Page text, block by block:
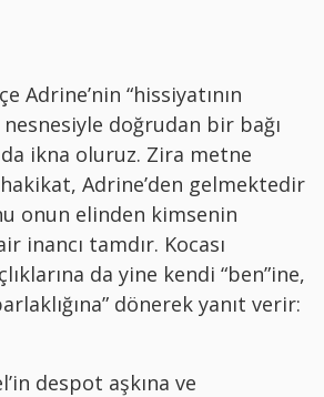
Adrine’nin “hissiyatının
doğrudan bir bağı
da ikna oluruz. Zira metne
Adrine’den gelmektedir
onun elinden kimsenin
inancı tamdır. Kocası
da yine kendi “ben”ine,
dönerek yanıt verir:
despot aşkına ve